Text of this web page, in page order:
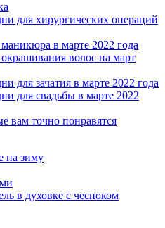
для хирургических операций
в марте 2022 года
волос на март
для зачатия в марте 2022 года
для свадьбы в марте 2022
вам точно понравятся
на зиму
в духовке с чесноком